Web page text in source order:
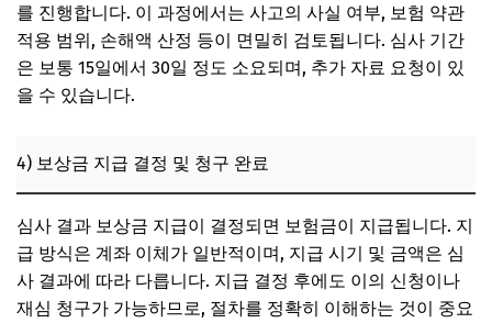
를 진행합니다. 이 과정에서는 사고의 사실 여부, 보험 약관
적용 범위, 손해액 산정 등이 면밀히 검토됩니다. 심사 기간
은 보통 15일에서 30일 정도 소요되며, 추가 자료 요청이 있
을 수 있습니다.
4) 보상금 지급 결정 및 청구 완료
심사 결과 보상금 지급이 결정되면 보험금이 지급됩니다. 지
급 방식은 계좌 이체가 일반적이며, 지급 시기 및 금액은 심
사 결과에 따라 다릅니다. 지급 결정 후에도 이의 신청이나
재심 청구가 가능하므로, 절차를 정확히 이해하는 것이 중요